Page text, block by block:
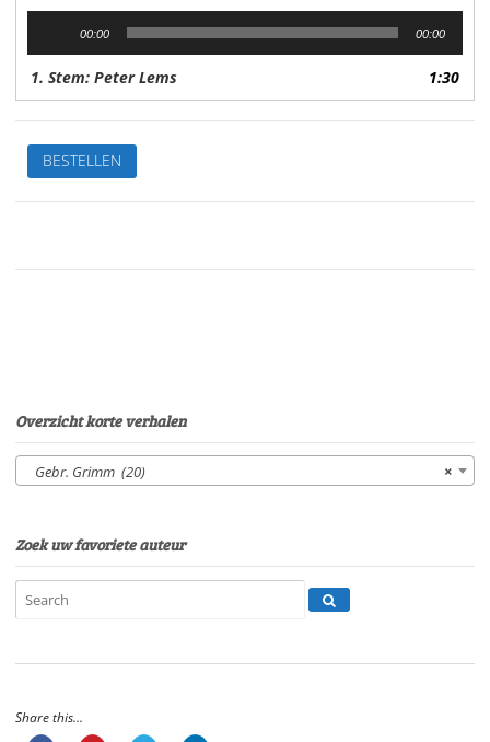
00:00 00:00
1. Stem: Peter Lems 1:30
RepelsteeltjeVan:
Gebr.
GrimmStem:
09'
BESTELLEN
Overzicht korte verhalen
×
Gebr. Grimm (20)
Zoek uw favoriete auteur
Share this...